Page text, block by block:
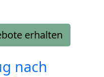
erhalten
nach